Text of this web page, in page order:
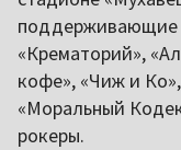
поддерживающие
«Крематорий»,
кофе», «Чиж и Ко»,
«Моральный
рокеры.